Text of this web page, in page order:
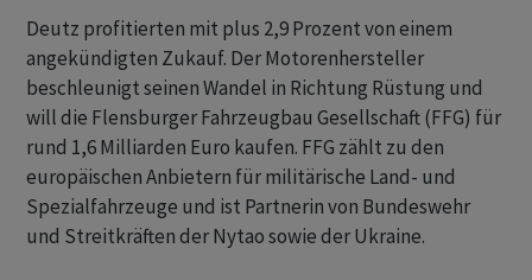
Deutz profitierten mit plus 2,9 Prozent von einem
angekündigten Zukauf. Der Motorenhersteller
beschleunigt seinen Wandel in Richtung Rüstung und
will die Flensburger Fahrzeugbau Gesellschaft (FFG) für
rund 1,6 Milliarden Euro kaufen. FFG zählt zu den
europäischen Anbietern für militärische Land- und
Spezialfahrzeuge und ist Partnerin von Bundeswehr
und Streitkräften der Nytao sowie der Ukraine.